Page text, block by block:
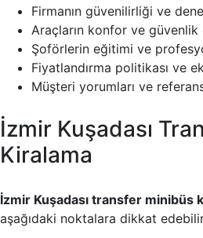
Firmanın güvenilirliği ve
Araçların konfor ve
Şoförlerin eğitimi ve
Fiyatlandırma politikası ve
Müşteri yorumları ve
İzmir Kuşadası
Kiralama
İzmir Kuşadası transfer minibüs
aşağıdaki noktalara dikkat